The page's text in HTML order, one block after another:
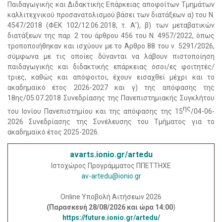
Παιδαγωγικής και Διδακτικής Επάρκειας αποφοίτων Τμημάτων
καλλιτεχνικού προσανατολισμού βάσει των διατάξεων α) του Ν.
4547/2018 (ΦΕΚ 102/12.06.2018, τ. Α’), β) των μεταβατικών
διατάξεων της παρ. 2 του άρθρου 456 του Ν. 4957/2022, όπως
τροποποιήθηκαν και ισχύουν με το Άρθρο 88 του ν. 5291/2026,
σύμφωνα με τις οποίες δύνανται να λάβουν πιστοποίηση
παιδαγωγικής και διδακτικής επάρκειας όσοι/ες φοιτητές/
τριες, καθώς και απόφοιτοι, έχουν εισαχθεί μέχρι και το
ακαδημαϊκό έτος 2026-2027 και γ) της απόφασης της
18ης/05.07.2018 Συνεδρίασης της Πανεπιστημιακής Συγκλήτου
του Ιονίου Πανεπιστημίου και της απόφασης της 15ης/04-06-
2026 Συνεδρίασης της Συνέλευσης του Τμήματος για το
ακαδημαϊκό έτος 2025-2026.
avarts.ionio.gr/artedu
Ιστοχώρος Προγράμματος ΠΠΕΤΤΗΧΕ
av-artedu@ionio.gr
Online Υποβολή Αιτήσεων 2026
(Παρασκευή 28/08/2026 και ώρα 14:00)
https://future.ionio.gr/artedu/